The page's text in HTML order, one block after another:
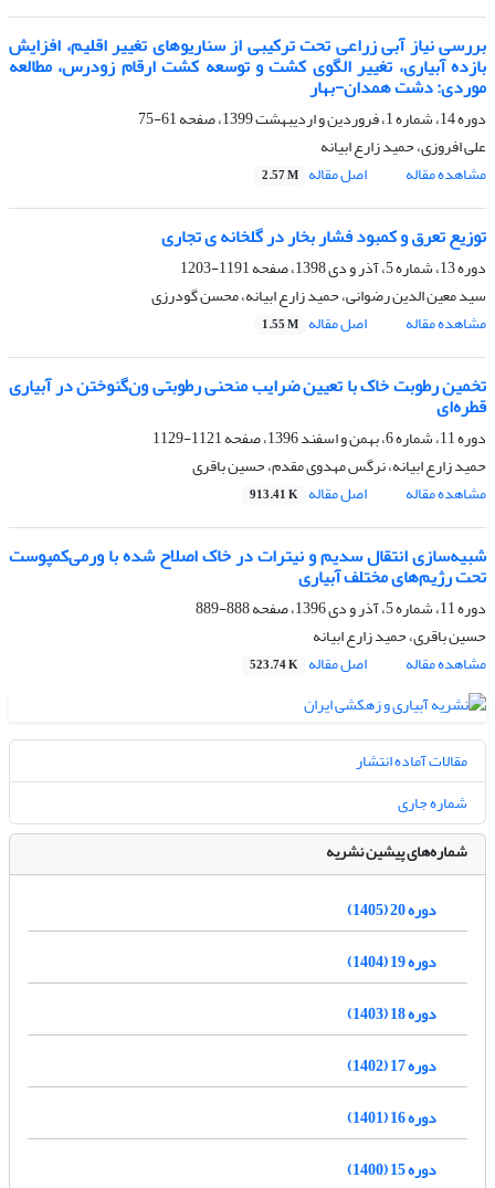
بررسی نیاز آبی زراعی تحت ترکیبی از سناریوهای تغییر اقلیم، افزایش
بازده آبیاری، تغییر الگوی کشت و توسعه کشت ارقام زودرس، مطالعه
موردی: دشت همدان-بهار
دوره 14، شماره 1، فروردین و اردیبهشت 1399، صفحه
61-75
علی افروزی، حمید زارع ابیانه
مشاهده مقاله
اصل مقاله 2.57 M
توزیع تعرق و کمبود فشار بخار در گلخانه ی تجاری
دوره 13، شماره 5، آذر و دی 1398، صفحه
1191-1203
سید معین الدین رضوانی، حمید زارع ابیانه، محسن گودرزی
مشاهده مقاله
اصل مقاله 1.55 M
تخمین رطوبت خاک با تعیین ضرایب منحنی رطوبتی ون‌گنوختن در آبیاری
قطره‌ای
دوره 11، شماره 6، بهمن و اسفند 1396، صفحه
1121-1129
حمید زارع ابیانه، نرگس مهدوی مقدم، حسین باقری
مشاهده مقاله
اصل مقاله 913.41 K
شبیه‌سازی انتقال سدیم و نیترات در خاک اصلاح شده با ورمی‌کمپوست
تحت رژیم‌های مختلف آبیاری
دوره 11، شماره 5، آذر و دی 1396، صفحه
888-889
حسین باقری، حمید زارع ابیانه
مشاهده مقاله
اصل مقاله 523.74 K
مقالات آماده انتشار
شماره جاری
شماره‌های پیشین نشریه
دوره 20 (1405)
دوره 19 (1404)
دوره 18 (1403)
دوره 17 (1402)
دوره 16 (1401)
دوره 15 (1400)